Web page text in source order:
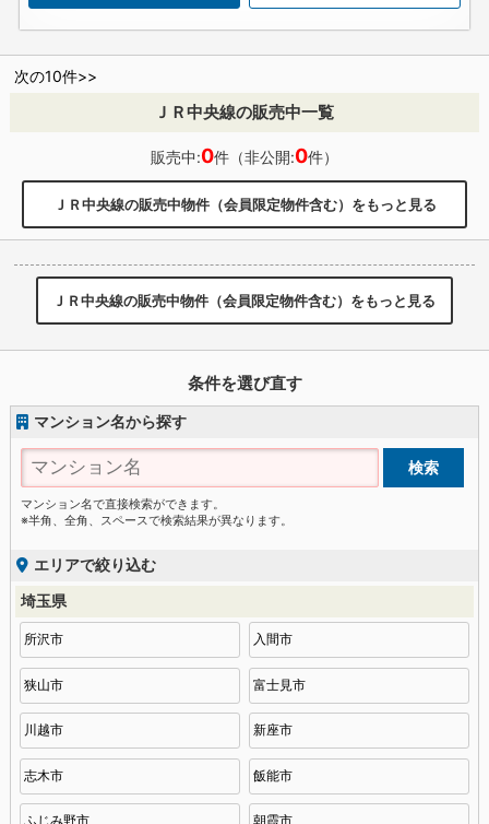
次の10件>>
ＪＲ中央線の販売中一覧
販売中:0件（非公開:0件）
ＪＲ中央線の販売中物件（会員限定物件含む）をもっと見る
ＪＲ中央線の販売中物件（会員限定物件含む）をもっと見る
条件を選び直す
マンション名から探す
マンション名で直接検索ができます。
※半角、全角、スペースで検索結果が異なります。
エリアで絞り込む
埼玉県
所沢市 入間市
狭山市 富士見市
川越市 新座市
志木市 飯能市
ふじみ野市 朝霞市